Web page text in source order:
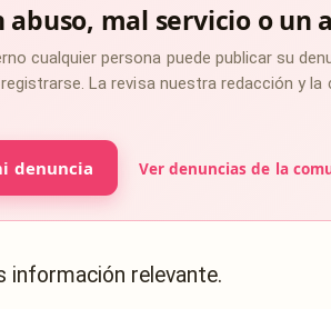
abuso, mal servicio o un
cualquier persona puede publicar su
La revisa nuestra redacción y la
denuncia Ver denuncias de la
información relevante.